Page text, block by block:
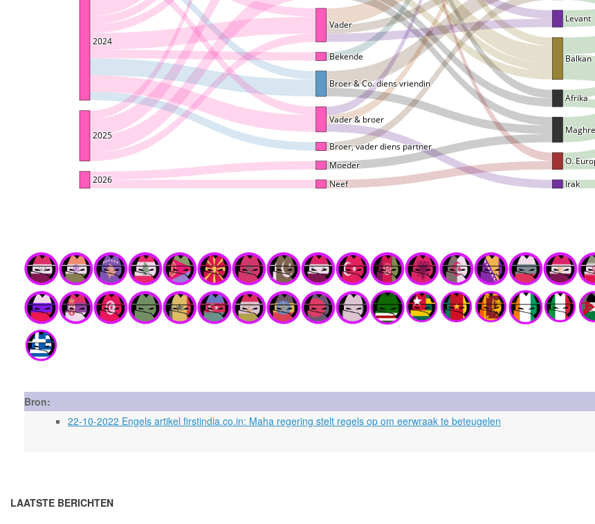
Bron:
22-10-2022 Engels artikel firstindia.co.in: Maha regering stelt regels op om eerwraak te beteugelen
LAATSTE BERICHTEN